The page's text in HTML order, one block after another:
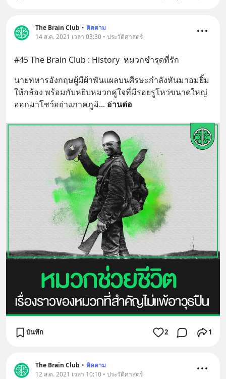
The Brain Club • ติดตาม
14 ส.ค. 2021 เวลา 03:30 • ประวัติศาสตร์
#45 The Brain Club : History  หมวกชำรุดที่รัก
นายทหารอังกฤษผู้มีผ้าพันแผลบนศีรษะกำลังหันมาอมยิ้ม
ให้กล้อง พร้อมกับหยิบหมวกคู่ใจที่มีรอยรูโหว่ขนาดใหญ่
ออกมาโชว์อย่างภาคภูมิ... อ่านต่อ
บันทึก 2 1
The Brain Club • ติดตาม
12 ส.ค. 2021 เวลา 10:10 • ประวัติศาสตร์